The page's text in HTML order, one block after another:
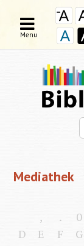
Menu
Mediathek
, . 0
D
E F G